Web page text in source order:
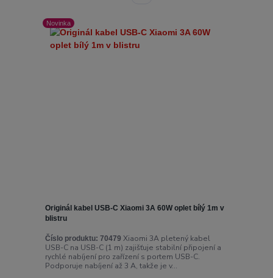
Novinka
Originál kabel USB-C Xiaomi 3A 60W oplet bílý 1m v
blistru
Číslo produktu: 70479 Xiaomi 3A pletený kabel
USB-C na USB-C (1 m) zajišťuje stabilní připojení a
rychlé nabíjení pro zařízení s portem USB-C.
Podporuje nabíjení až 3 A, takže je v...